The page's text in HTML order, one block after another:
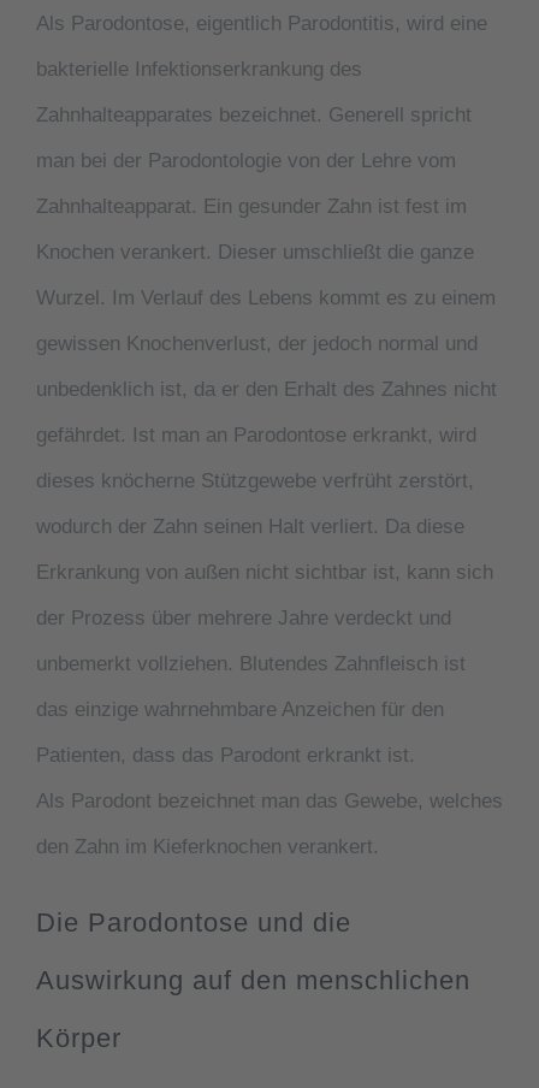
Als Parodontose, eigentlich Parodontitis, wird eine
bakterielle Infektionserkrankung des
Zahnhalteapparates bezeichnet. Generell spricht
man bei der Parodontologie von der Lehre vom
Zahnhalteapparat. Ein gesunder Zahn ist fest im
Knochen verankert. Dieser umschließt die ganze
Wurzel. Im Verlauf des Lebens kommt es zu einem
gewissen Knochenverlust, der jedoch normal und
unbedenklich ist, da er den Erhalt des Zahnes nicht
gefährdet. Ist man an Parodontose erkrankt, wird
dieses knöcherne Stützgewebe verfrüht zerstört,
wodurch der Zahn seinen Halt verliert. Da diese
Erkrankung von außen nicht sichtbar ist, kann sich
der Prozess über mehrere Jahre verdeckt und
unbemerkt vollziehen. Blutendes Zahnfleisch ist
das einzige wahrnehmbare Anzeichen für den
Patienten, dass das Parodont erkrankt ist.
Als Parodont bezeichnet man das Gewebe, welches
den Zahn im Kieferknochen verankert.
Die Parodontose und die
Auswirkung auf den menschlichen
Körper